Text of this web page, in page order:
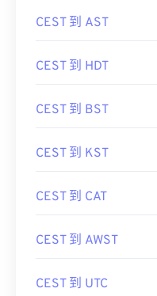
CEST 到 AST
CEST 到 HDT
CEST 到 BST
CEST 到 KST
CEST 到 CAT
CEST 到 AWST
CEST 到 UTC